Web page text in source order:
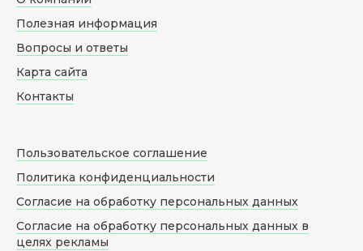
Полезная информация
Вопросы и ответы
Карта сайта
Контакты
Пользовательское соглашение
Политика конфиденциальности
Согласие на обработку персональных данных
Согласие на обработку персональных данных в
целях рекламы